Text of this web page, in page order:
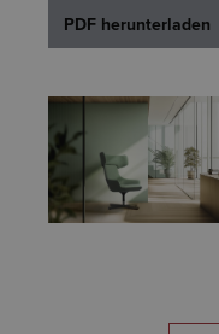
PDF herunterladen